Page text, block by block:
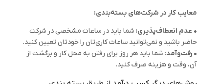
معایب کار در شرکت‌های بسته‌بندی:
• عدم انعطاف‌پذیری: شما باید در ساعات مشخصی در شرکت
حاضر باشید و نمی‌توانید ساعات کاری‌تان را خودتان تعیین کنید.
• رفت‌وآمد: شما باید هر روز برای رفتن به محل کار و برگشت از
آن، وقت و هزینه صرف کنید.